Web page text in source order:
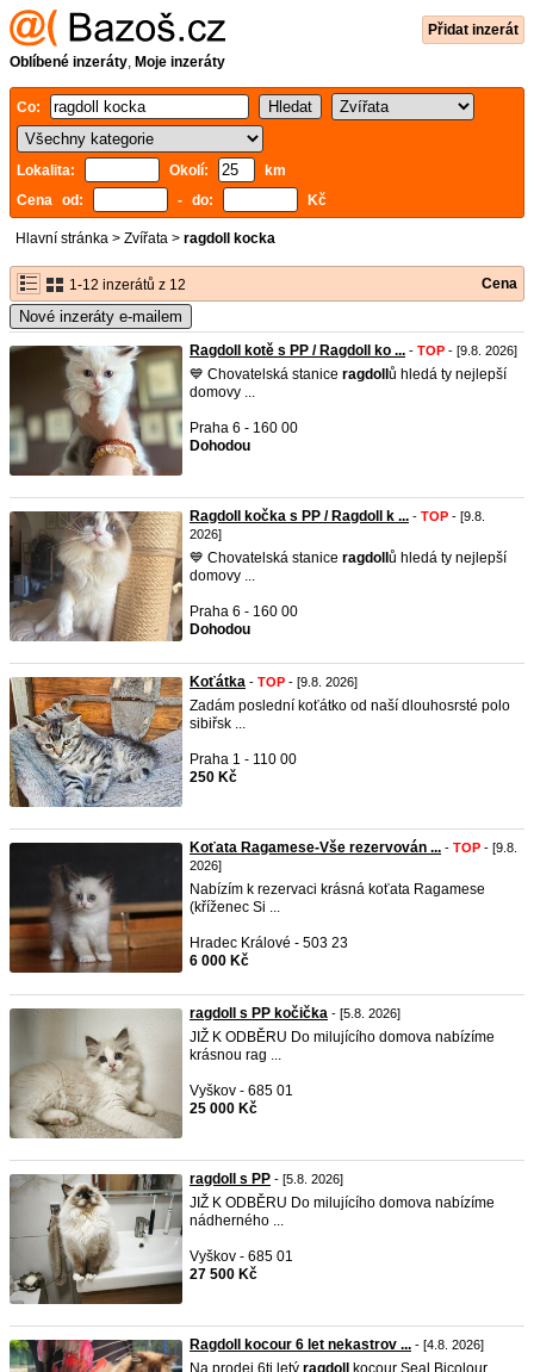
Přidat inzerát
Oblíbené inzeráty, Moje inzeráty
Co:
Lokalita: Okolí:
km
Cena od:
- do: Kč
Hlavní stránka > Zvířata > ragdoll kocka
1-12 inzerátů z 12 Cena
Nové inzeráty e-mailem
Ragdoll kotě s PP / Ragdoll ko ... - TOP - [9.8. 2026]
💙 Chovatelská stanice ragdoll ů hledá ty nejlepší
domovy ...
Praha 6 - 160 00
Dohodou
Ragdoll kočka s PP / Ragdoll k ... - TOP - [9.8.
2026]
💙 Chovatelská stanice ragdoll ů hledá ty nejlepší
domovy ...
Praha 6 - 160 00
Dohodou
Koťátka - TOP - [9.8. 2026]
Zadám poslední koťátko od naší dlouhosrsté polo
sibiřsk ...
Praha 1 - 110 00
250 Kč
Koťata Ragamese-Vše rezervován ... - TOP - [9.8.
2026]
Nabízím k rezervaci krásná koťata Ragamese
(kříženec Si ...
Hradec Králové - 503 23
6 000 Kč
ragdoll s PP kočička - [5.8. 2026]
JIŽ K ODBĚRU Do milujícího domova nabízíme
krásnou rag ...
Vyškov - 685 01
25 000 Kč
ragdoll s PP - [5.8. 2026]
JIŽ K ODBĚRU Do milujícího domova nabízíme
nádherného ...
Vyškov - 685 01
27 500 Kč
Ragdoll kocour 6 let nekastrov ... - [4.8. 2026]
Na prodej 6ti letý ragdoll
kocour Seal Bicolour.